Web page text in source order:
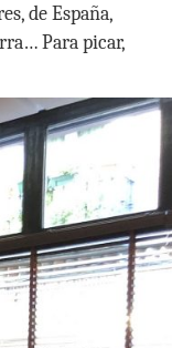
de España,
Para picar,